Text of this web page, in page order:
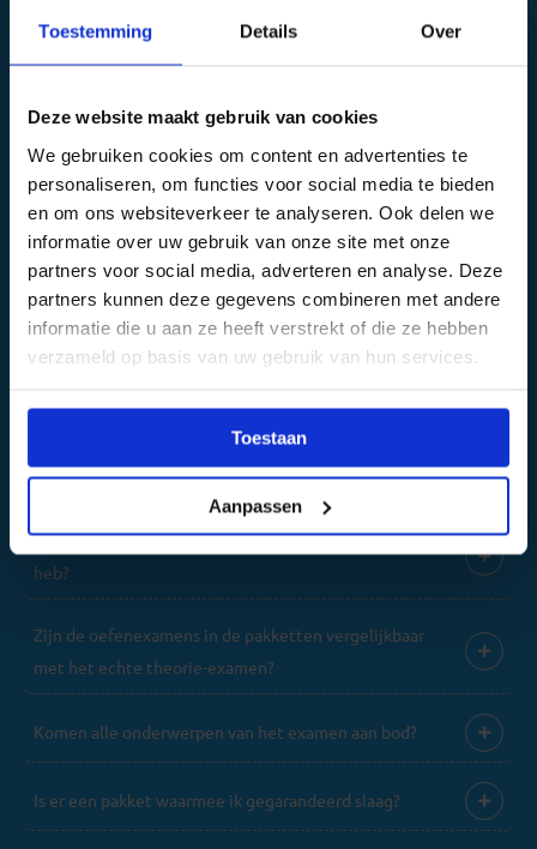
Toestemming Details Over
Deze website maakt gebruik van cookies
We gebruiken cookies om content en advertenties te
personaliseren, om functies voor social media te bieden
en om ons websiteverkeer te analyseren. Ook delen we
informatie over uw gebruik van onze site met onze
partners voor social media, adverteren en analyse. Deze
partners kunnen deze gegevens combineren met andere
informatie die u aan ze heeft verstrekt of die ze hebben
verzameld op basis van uw gebruik van hun services.
Toestaan
Aanpassen
Lees meer reviews
Veelgestelde vragen
01 | Pakketten
Hoe snel heb ik toegang tot mijn pakket na aankoop?
voertuigcategorieën aan?
Zijn er ook pakketten beschikbaar in andere talen?
Kan ik mijn pakket upgraden als ik meer tijd nodig
heb?
Zijn de oefenexamens in de pakketten vergelijkbaar
met het echte theorie-examen?
Komen alle onderwerpen van het examen aan bod?
Is er een pakket waarmee ik gegarandeerd slaag?